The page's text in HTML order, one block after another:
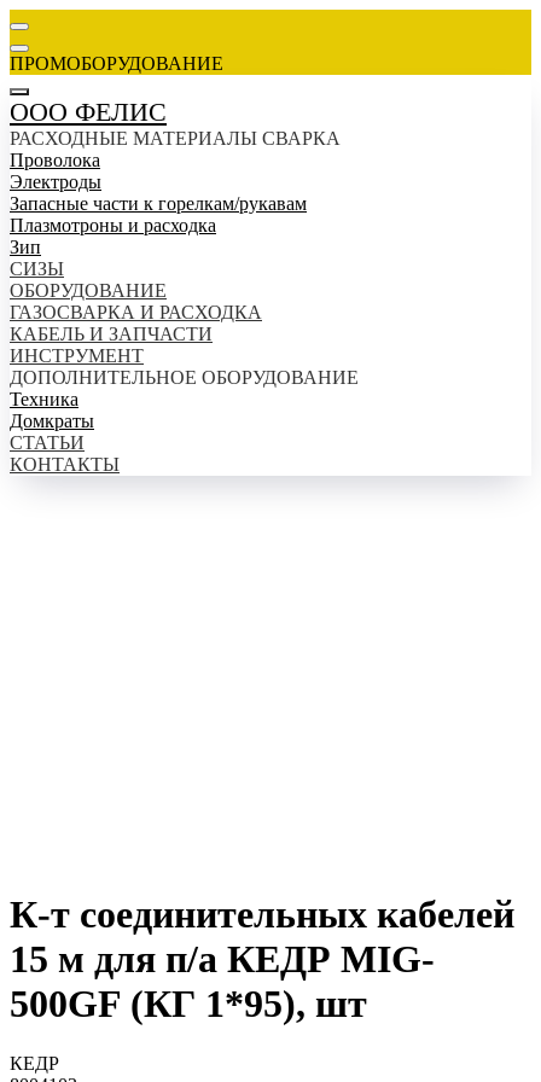
ПРОМОБОРУДОВАНИЕ
ООО ФЕЛИС
РАСХОДНЫЕ МАТЕРИАЛЫ СВАРКА
Проволока
Электроды
Запасные части к горелкам/рукавам
Плазмотроны и расходка
Зип
СИЗЫ
ОБОРУДОВАНИЕ
ГАЗОСВАРКА И РАСХОДКА
КАБЕЛЬ И ЗАПЧАСТИ
ИНСТРУМЕНТ
ДОПОЛНИТЕЛЬНОЕ ОБОРУДОВАНИЕ
Техника
Домкраты
СТАТЬИ
КОНТАКТЫ
К-т соединительных кабелей
15 м для п/а КЕДР MIG-
500GF (КГ 1*95), шт
КЕДР